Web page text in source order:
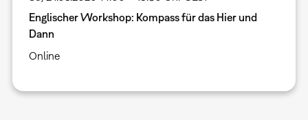
Englischer Workshop: Kompass für das Hier und
Dann
Online